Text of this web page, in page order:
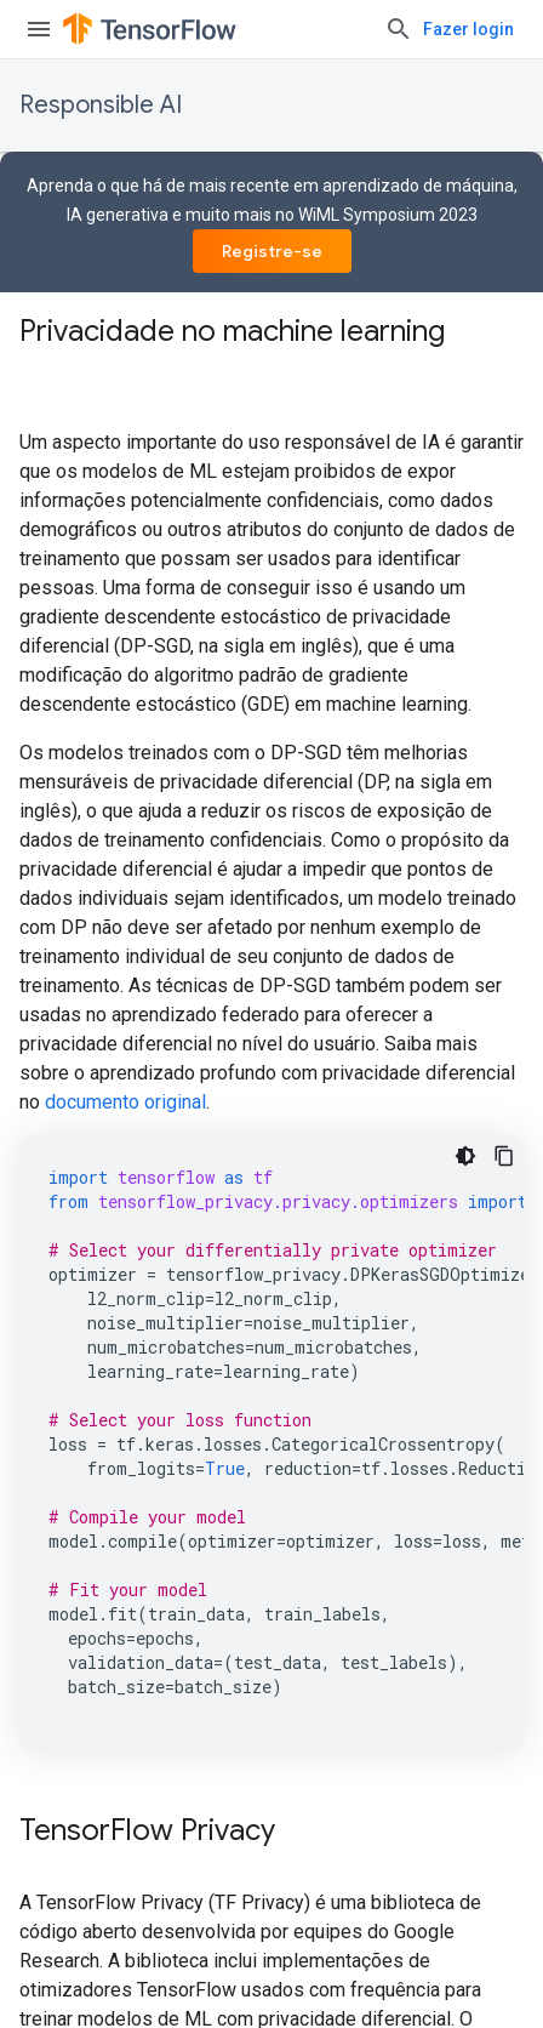
Fazer login
Responsible AI
Aprenda o que há de mais recente em aprendizado de máquina,
IA generativa e muito mais no WiML Symposium 2023
Registre-se
Privacidade no machine learning
Um aspecto importante do uso responsável de IA é garantir
que os modelos de ML estejam proibidos de expor
informações potencialmente confidenciais, como dados
demográficos ou outros atributos do conjunto de dados de
treinamento que possam ser usados para identificar
pessoas. Uma forma de conseguir isso é usando um
gradiente descendente estocástico de privacidade
diferencial (DP-SGD, na sigla em inglês), que é uma
modificação do algoritmo padrão de gradiente
descendente estocástico (GDE) em machine learning.
Os modelos treinados com o DP-SGD têm melhorias
mensuráveis de privacidade diferencial (DP, na sigla em
inglês), o que ajuda a reduzir os riscos de exposição de
dados de treinamento confidenciais. Como o propósito da
privacidade diferencial é ajudar a impedir que pontos de
dados individuais sejam identificados, um modelo treinado
com DP não deve ser afetado por nenhum exemplo de
treinamento individual de seu conjunto de dados de
treinamento. As técnicas de DP-SGD também podem ser
usadas no aprendizado federado para oferecer a
privacidade diferencial no nível do usuário. Saiba mais
sobre o aprendizado profundo com privacidade diferencial
no documento original.
import tensorflow as tf
from tensorflow_privacy.privacy.optimizers import
# Select your differentially private optimizer
optimizer = tensorflow_privacy.DPKerasSGDOptimizer
l2_norm_clip=l2_norm_clip,
noise_multiplier=noise_multiplier,
num_microbatches=num_microbatches,
learning_rate=learning_rate)
# Select your loss function
loss = tf.keras . losses .CategoricalCrossentropy(
from_logits=True, reduction=tf. losses .
# Compile your model
model .compile(optimizer=optimizer, loss=loss,
# Fit your model
model . fit(train_data, train_labels,
epochs=epochs,
validation_data=(test_data, test_labels),
batch_size=batch_size)
TensorFlow Privacy
A TensorFlow Privacy (TF Privacy) é uma biblioteca de
código aberto desenvolvida por equipes do Google
Research. A biblioteca inclui implementações de
otimizadores TensorFlow usados com frequência para
treinar modelos de ML com privacidade diferencial. O